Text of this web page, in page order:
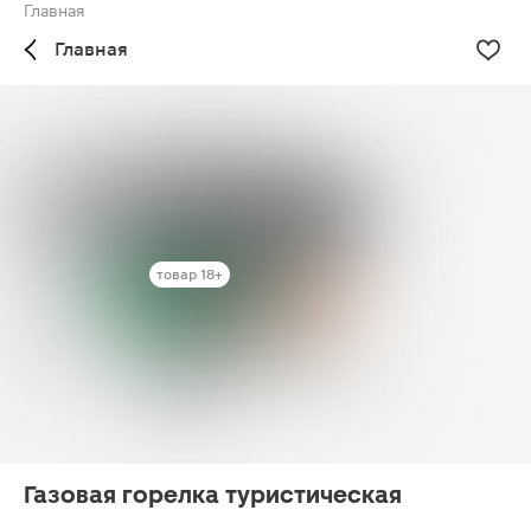
Главная
Главная
товар 18+
Газовая горелка туристическая